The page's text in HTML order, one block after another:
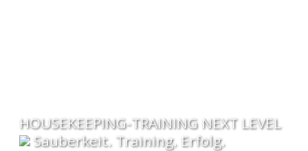
HOUSEKEEPING-TRAINING NEXT LEVEL
Sauberkeit. Training. Erfolg.